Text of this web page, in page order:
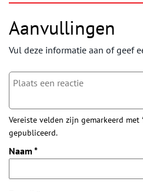
Aanvullingen
Vul deze informatie aan of geef
Vereiste velden zijn gemarkeerd
gepubliceerd.
Naam *